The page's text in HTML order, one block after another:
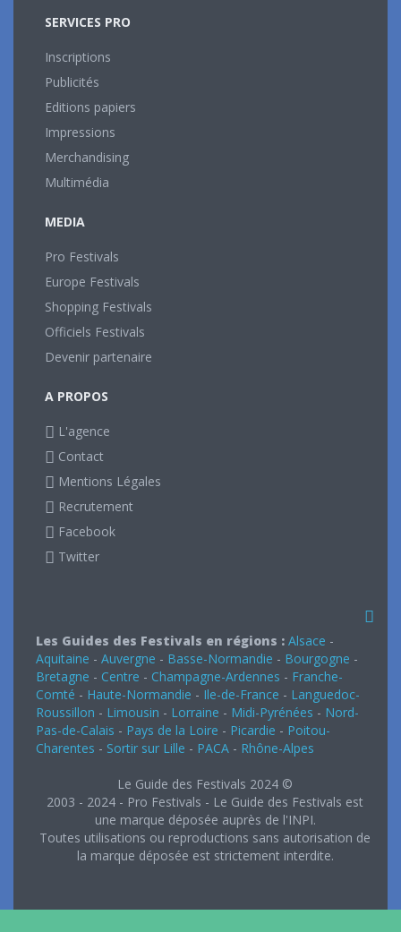
SERVICES PRO
Inscriptions
Publicités
Editions papiers
Impressions
Merchandising
Multimédia
MEDIA
Pro Festivals
Europe Festivals
Shopping Festivals
Officiels Festivals
Devenir partenaire
A PROPOS
L'agence
Contact
Mentions Légales
Recrutement
Facebook
Twitter
Les Guides des Festivals en régions : Alsace -
Aquitaine - Auvergne - Basse-Normandie - Bourgogne -
Bretagne - Centre - Champagne-Ardennes - Franche-
Comté - Haute-Normandie - Ile-de-France - Languedoc-
Roussillon - Limousin - Lorraine - Midi-Pyrénées - Nord-
Pas-de-Calais - Pays de la Loire - Picardie - Poitou-
Charentes - Sortir sur Lille - PACA - Rhône-Alpes
Le Guide des Festivals 2024 ©
2003 - 2024 - Pro Festivals - Le Guide des Festivals est
une marque déposée auprès de l'INPI.
Toutes utilisations ou reproductions sans autorisation de
la marque déposée est strictement interdite.